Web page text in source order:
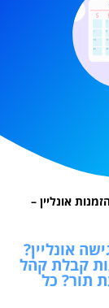
אונליין –
אונליין?
קבלת קהל
תור? כל